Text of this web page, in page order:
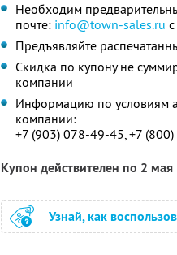
Необходим
почте: info@town-sales.ru
Предъявляйте
Скидка по купону не
компании
Информацию по условиям
компании:
+7 (903) 078-49-45, +7
Купон действителен по 2
Узнай, как